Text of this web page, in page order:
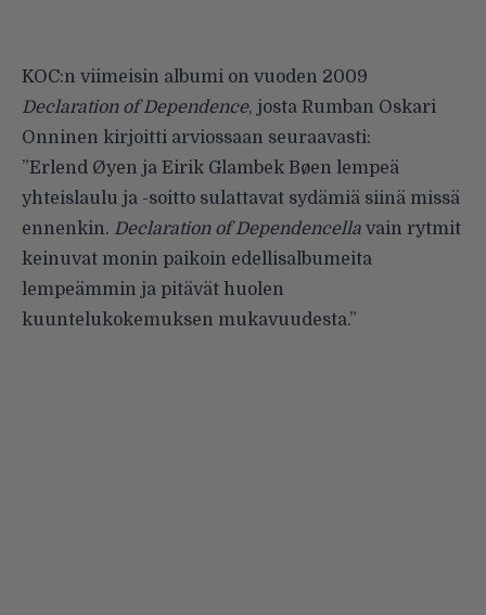
KOC:n viimeisin albumi on vuoden 2009
Declaration of Dependence, josta Rumban Oskari
Onninen kirjoitti arviossaan seuraavasti:
”Erlend Øyen ja Eirik Glambek Bøen lempeä
yhteislaulu ja -soitto sulattavat sydämiä siinä missä
ennenkin. Declaration of Dependencella vain rytmit
keinuvat monin paikoin edellisalbumeita
lempeämmin ja pitävät huolen
kuuntelukokemuksen mukavuudesta.”